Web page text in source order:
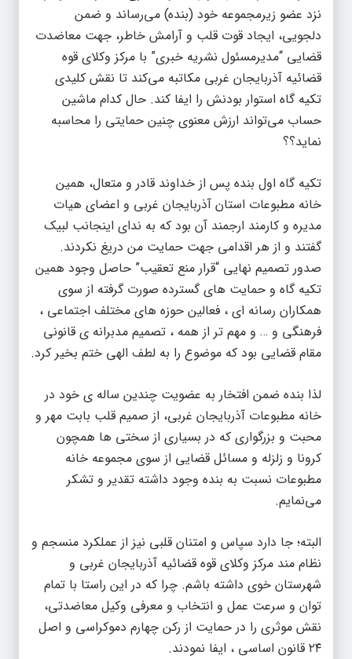
نزد عضو زیرمجموعه خود (بنده) می‌رساند و ضمن
دلجویی، ایجاد قوت قلب و آرامش خاطر، جهت معاضدت
قضایی “مدیرمسئول نشریه خبری” با مرکز وکلای قوه
قضائیه آذربایجان غربی مکاتبه می‌کند تا نقش کلیدی
تکیه گاه استوار بودنش را ایفا کند. حال کدام ماشین
حساب می‌تواند ارزش معنوی چنین حمایتی را محاسبه
نماید؟؟
تکیه گاه اول بنده پس از خداوند قادر و متعال، همین
خانه مطبوعات استان آذربایجان غربی و اعضای هیات
مدیره و کارمند ارجمند آن بود که به ندای اینجانب لبیک
گفتند و از هر اقدامی جهت حمایت من دریغ نکردند.
صدور تصمیم نهایی “قرار منع تعقیب” حاصل وجود همین
تکیه گاه و حمایت های گسترده صورت گرفته از سوی
همکاران رسانه ای ، فعالین حوزه های مختلف اجتماعی ،
فرهنگی و … و مهم تر از همه ، تصمیم مدبرانه ی قانونی
مقام قضایی بود که موضوع را به لطف الهی ختم بخیر کرد.
لذا بنده ضمن افتخار به عضویت چندین ساله ی خود در
خانه مطبوعات آذربایجان غربی، از صمیم قلب بابت مهر و
محبت و بزرگواری که در بسیاری از سختی ها همچون
کرونا و زلزله و مسائل قضایی از سوی مجموعه خانه
مطبوعات نسبت به بنده وجود داشته تقدیر و تشکر
می‌نمایم.
البته؛ جا دارد سپاس و امتنان قلبی نیز از عملکرد منسجم و
نظام مند مرکز وکلای قوه قضائیه آذربایجان غربی و
شهرستان خوی داشته باشم. چرا که در این راستا با تمام
توان و سرعت عمل و انتخاب و معرفی وکیل معاضدتی،
نقش موثری را در حمایت از رکن چهارم دموکراسی و اصل
۲۴ قانون اساسی ، ایفا نمودند.